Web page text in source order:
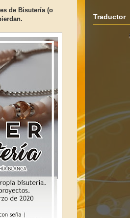
de Bisutería (o
Traductor